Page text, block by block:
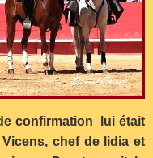
confirmation lui était
chef de lidia et